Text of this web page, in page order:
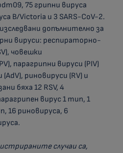
75 грипни вируса
B/Victoria и 3 SARS-CoV-2.
допълнително за
вируси: респираторно-
човешки
парагрипни вируси (PIV)
риновируси (RV) и
бяха 12 RSV, 4
вирус 1 тип, 1
16 риновируса, 6
случаи са,